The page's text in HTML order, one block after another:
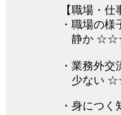
【職場・仕
・職場の様
静か
・業務外交
少ない
・身につく